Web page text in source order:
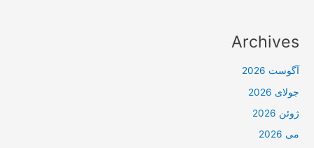
Archives
آگوست 2026
جولای 2026
ژوئن 2026
می 2026